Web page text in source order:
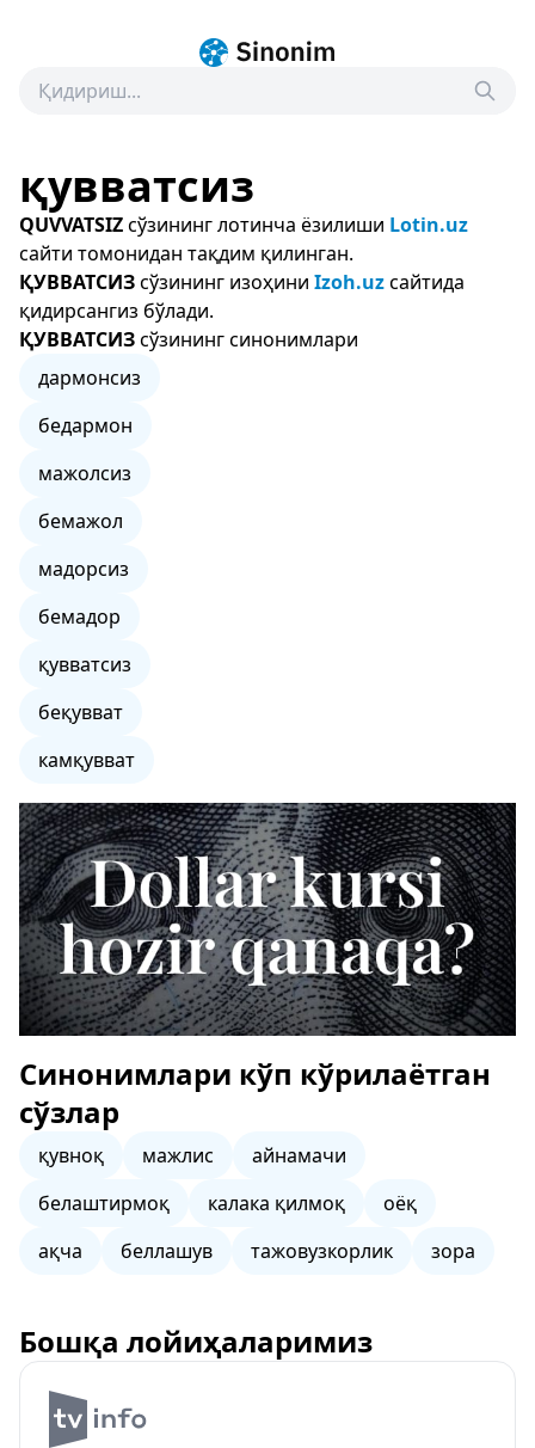
қувватсиз
QUVVATSIZсўзининг лотинча ёзилиши Lotin.uz
сайти томонидан тақдим қилинган.
ҚУВВАТСИЗсўзининг изоҳини Izoh.uzсайтида
қидирсангиз бўлади.
ҚУВВАТСИЗсўзининг синонимлари
дармонсиз
бедармон
мажолсиз
бемажол
мадорсиз
бемадор
қувватсиз
беқувват
камқувват
Синонимлари кўп кўрилаётган
сўзлар
қувноқ мажлис
айнамачи
белаштирмоқ
калака қилмоқ
оёқ
ақча
беллашув тажовузкорлик зора
Бошқа лойиҳаларимиз